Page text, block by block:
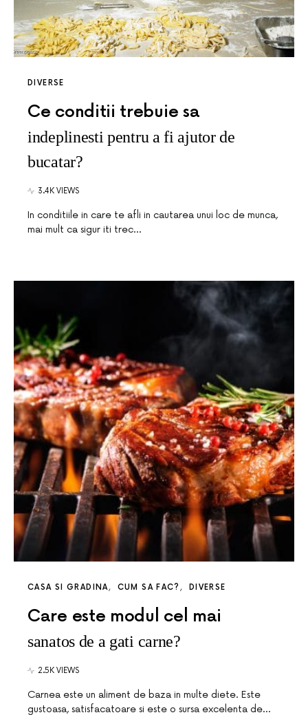
DIVERSE
Ce conditii trebuie sa
indeplinesti pentru a fi ajutor de
bucatar?
3.4K VIEWS
In conditiile in care te afli in cautarea unui loc de munca,
mai mult ca sigur iti trec…
CASA SI GRADINA CUM SA FAC? DIVERSE
Care este modul cel mai
sanatos de a gati carne?
2.5K VIEWS
Carnea este un aliment de baza in multe diete. Este
gustoasa, satisfacatoare si este o sursa excelenta de…